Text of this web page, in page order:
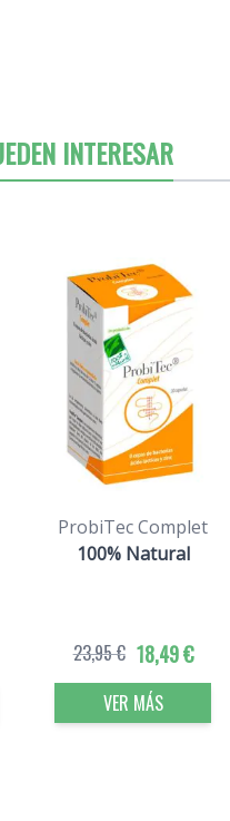
INTERESAR
ProbiTec Complet
100% Natural
18,49 €
23,95 €
VER MÁS